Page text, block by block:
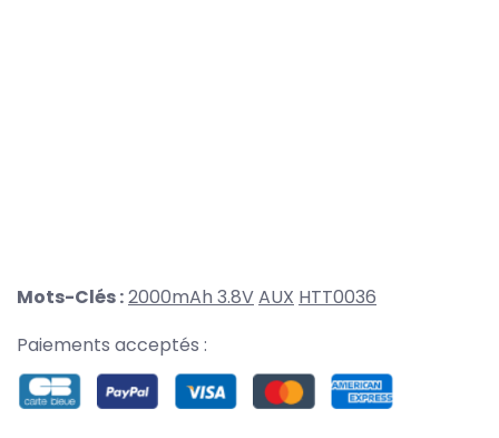
Mots-Clés :2000mAh 3.8VAUX HTT0036
Paiements acceptés :